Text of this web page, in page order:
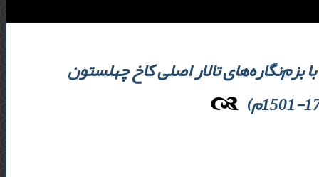
بزم‌نگاره‌های تالار اصلی کاخ چهلستون